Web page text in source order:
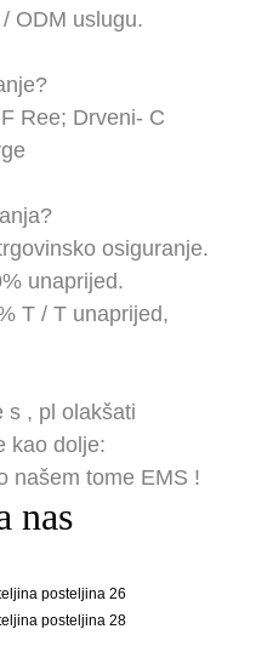
ODM uslugu.
F Ree; Drveni- C
osiguranje.
unaprijed.
T / T unaprijed,
s , pl olakšati
kao dolje:
našem tome EMS !
nas